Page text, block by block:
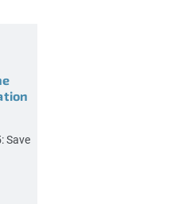
Save